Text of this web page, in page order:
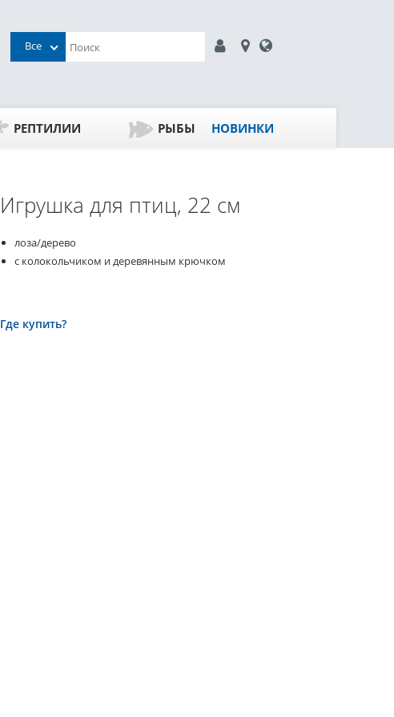
Все
РЕПТИЛИИ РЫБЫ НОВИНКИ
Игрушка для птиц, 22 см
лоза/дерево
с колокольчиком и деревянным крючком
Где купить?